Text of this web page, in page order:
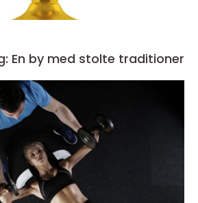
En by med stolte traditioner